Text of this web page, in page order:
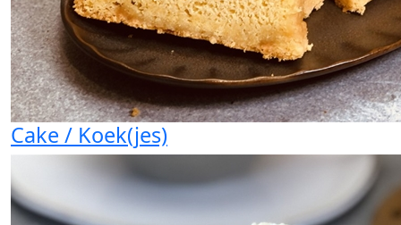
Cake / Koek(jes)